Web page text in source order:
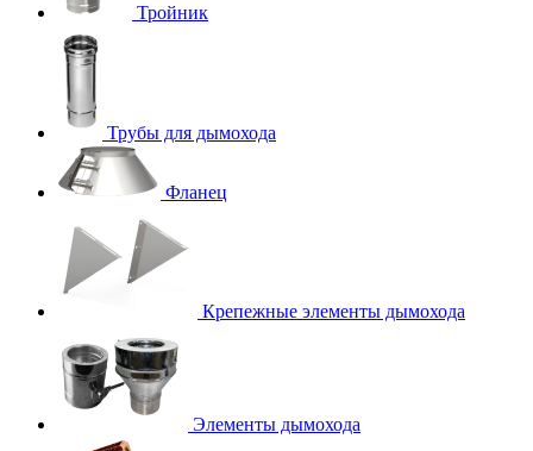
Тройник
Трубы для дымохода
Фланец
Крепежные элементы дымохода
Элементы дымохода